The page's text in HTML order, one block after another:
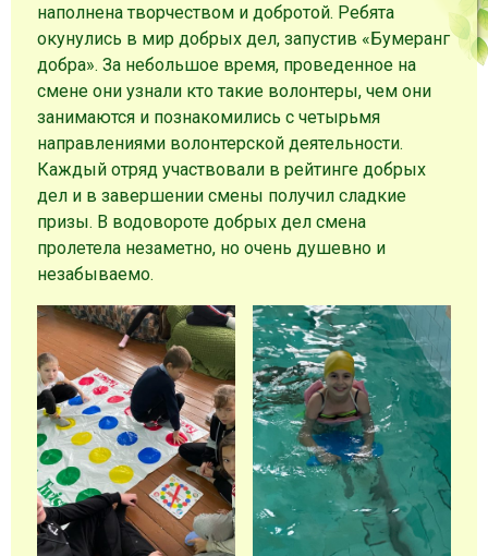
наполнена творчеством и добротой. Ребята
окунулись в мир добрых дел, запустив «Бумеранг
добра». За небольшое время, проведенное на
смене они узнали кто такие волонтеры, чем они
занимаются и познакомились с четырьмя
направлениями волонтерской деятельности.
Каждый отряд участвовали в рейтинге добрых
дел и в завершении смены получил сладкие
призы. В водовороте добрых дел смена
пролетела незаметно, но очень душевно и
незабываемо.